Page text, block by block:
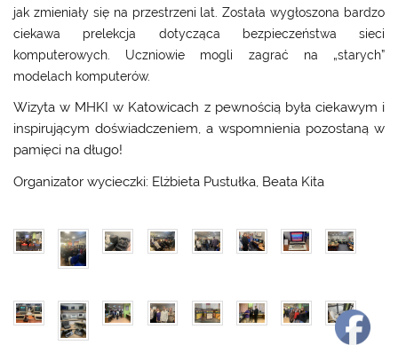
jak zmieniały się na przestrzeni lat. Została wygłoszona bardzo
ciekawa prelekcja dotycząca bezpieczeństwa sieci
komputerowych. Uczniowie mogli zagrać na „starych”
modelach komputerów.
Wizyta w MHKI w Katowicach z pewnością była ciekawym i
inspirującym doświadczeniem, a wspomnienia pozostaną w
pamięci na długo!
Organizator wycieczki: Elżbieta Pustułka, Beata Kita